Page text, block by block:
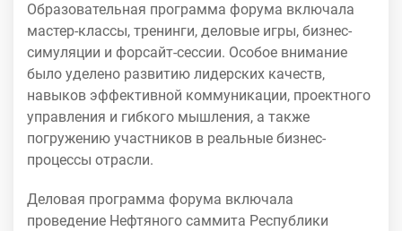
Образовательная программа форума включала
мастер-классы, тренинги, деловые игры, бизнес-
симуляции и форсайт-сессии. Особое внимание
было уделено развитию лидерских качеств,
навыков эффективной коммуникации, проектного
управления и гибкого мышления, а также
погружению участников в реальные бизнес-
процессы отрасли.
Деловая программа форума включала
проведение Нефтяного саммита Республики